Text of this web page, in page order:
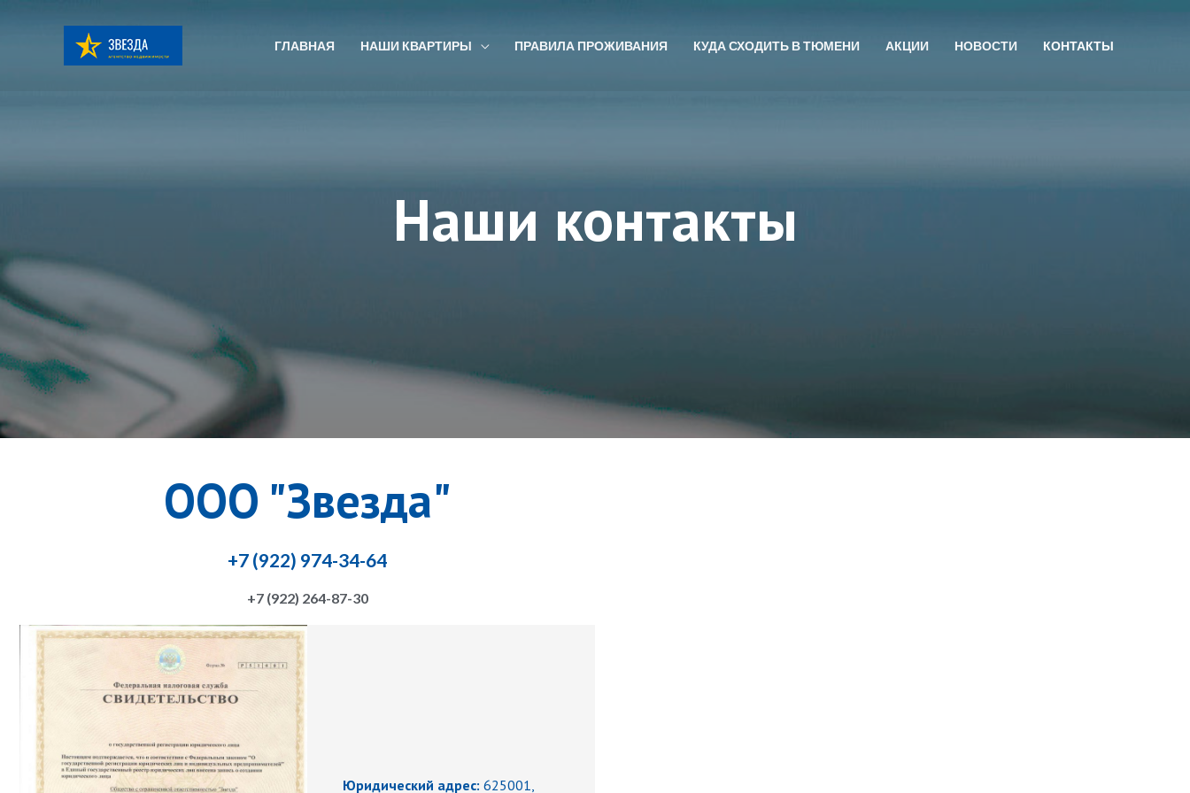
содержимому
ГЛАВНАЯ НАШИ КВАРТИРЫ ПРАВИЛА ПРОЖИВАНИЯ КУДА СХОДИТЬ В ТЮМЕНИ АКЦИИ НОВОСТИ КОНТАКТЫ
Наши контакты
ООО "Звезда"
+7 (922) 974-34-64
+7 (922) 264-87-30
Юридический адрес: 625001,